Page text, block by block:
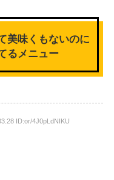
美味くもないのに
るメニュー
ID:or/4J0pLdNIKU